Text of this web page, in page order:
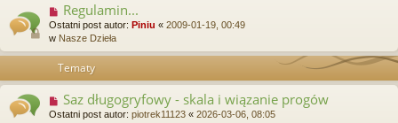
Regulamin...
Ostatni post autor: Piniu « 2009-01-19, 00:49
w Nasze Dzieła
Tematy
Saz długogryfowy - skala i wiązanie progów
Ostatni post autor: piotrek11123 « 2026-03-06, 08:05